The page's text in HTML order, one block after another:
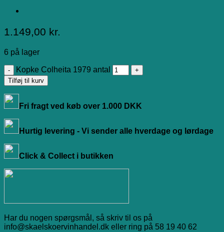
1.149,00 kr.
6 på lager
Kopke Colheita 1979 antal
Tilføj til kurv
Fri fragt ved køb over 1.000 DKK
Hurtig levering - Vi sender alle hverdage og lørdage
Click & Collect i butikken
Har du nogen spørgsmål, så skriv til os på
info@skaelskoervinhandel.dk eller ring på 58 19 40 62